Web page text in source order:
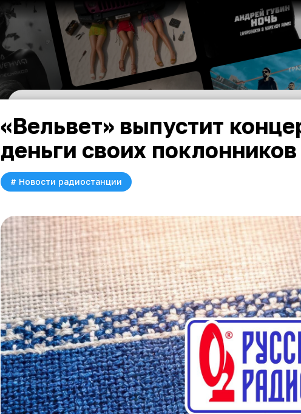
«Вельвет» выпустит
деньги своих поклонников
# Новости радиостанции